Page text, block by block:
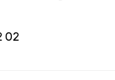
02